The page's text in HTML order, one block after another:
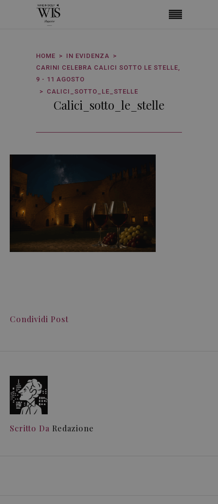
HOME
IN EVIDENZA
CARINI CELEBRA CALICI SOTTO LE STELLE,
9 - 11 AGOSTO
CALICI_SOTTO_LE_STELLE
Calici_sotto_le_stelle
Condividi Post
Scritto Da Redazione